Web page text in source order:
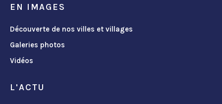
EN IMAGES
Découverte de nos villes et villages
Galeries photos
Vidéos
L'ACTU